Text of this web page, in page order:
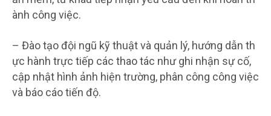
ành công việc.
– Đào tạo đội ngũ kỹ thuật và quản lý, hướng dẫn th
ực hành trực tiếp các thao tác như ghi nhận sự cố,
cập nhật hình ảnh hiện trường, phân công công việc
và báo cáo tiến độ.